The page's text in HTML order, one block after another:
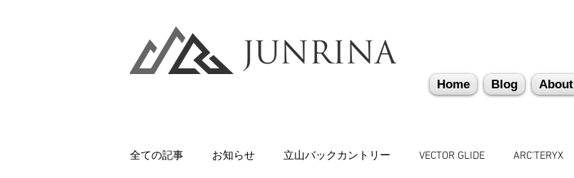
Home Blog About
全ての記事 お知らせ 立山バックカントリー VECTOR GLIDE ARC'TERYX